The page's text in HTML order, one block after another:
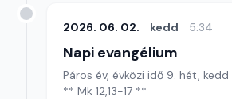
2026. 06. 02. kedd 5:34
Napi evangélium
Páros év, évközi idő 9. hét, kedd
** Mk 12,13-17 **